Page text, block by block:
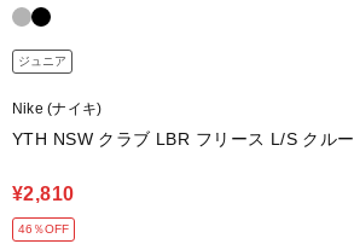
ジュニア
Nike (ナイキ)
YTH NSW クラブ LBR フリース L/S クルー
¥2,810
46％OFF